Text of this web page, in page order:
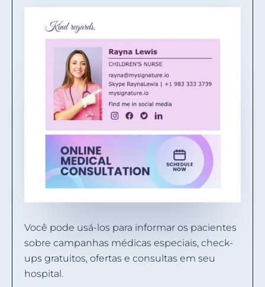
Você pode usá-los para informar os pacientes
sobre campanhas médicas especiais, check-
ups gratuitos, ofertas e consultas em seu
hospital.